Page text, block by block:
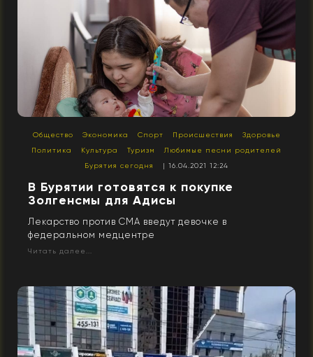
Общество Экономика Спорт Происшествия
Здоровье
Политика
Культура Туризм
Любимые песни родителей
Бурятия сегодня
| 16.04.2021 12:24
В Бурятии готовятся к покупке
Золгенсмы для Адисы
Лекарство против СМА введут девочке в
федеральном медцентре
Читать далее...